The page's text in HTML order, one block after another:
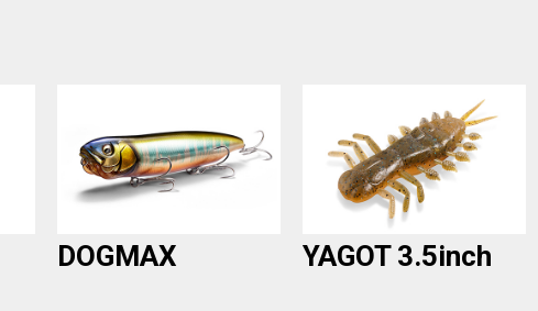
DOGMAX YAGOT 3.5inch